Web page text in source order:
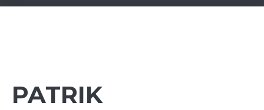
PATRIK